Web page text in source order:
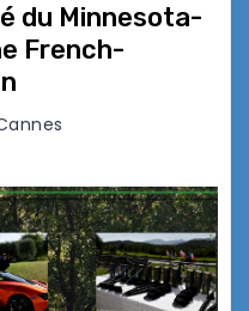
du Minnesota-
French-